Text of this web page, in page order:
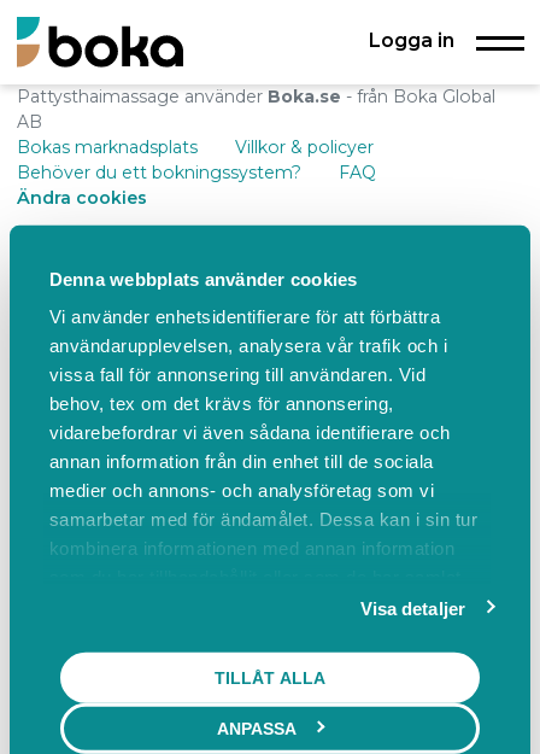
Denna webbplats använder cookies
Vi använder enhetsidentifierare för att förbättra
användarupplevelsen, analysera vår trafik och i
vissa fall för annonsering till användaren. Vid
behov, tex om det krävs för annonsering,
vidarebefordrar vi även sådana identifierare och
annan information från din enhet till de sociala
medier och annons- och analysföretag som vi
samarbetar med för ändamålet. Dessa kan i sin tur
kombinera informationen med annan information
Visa detaljer
TILLÅT ALLA
ANPASSA
Logga in
Pattysthaimassage använder Boka.se - från Boka Global
AB
Bokas marknadsplats
Villkor & policyer
Behöver du ett bokningssystem?
FAQ
Ändra cookies